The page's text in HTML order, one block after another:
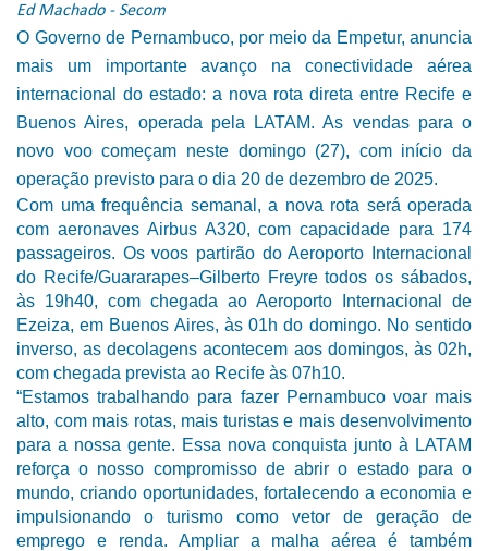
Ed Machado - Secom
O Governo de Pernambuco, por meio da Empetur, anuncia
mais um importante avanço na conectividade aérea
internacional do estado: a nova rota direta entre Recife e
Buenos Aires, operada pela LATAM. As vendas para o
novo voo começam neste domingo (27), com início da
operação previsto para o dia 20 de dezembro de 2025.
Com uma frequência semanal, a nova rota será operada
com aeronaves Airbus A320, com capacidade para 174
passageiros. Os voos partirão do Aeroporto Internacional
do Recife/Guararapes–Gilberto Freyre todos os sábados,
às 19h40, com chegada ao Aeroporto Internacional de
Ezeiza, em Buenos Aires, às 01h do domingo. No sentido
inverso, as decolagens acontecem aos domingos, às 02h,
com chegada prevista ao Recife às 07h10.
“Estamos trabalhando para fazer Pernambuco voar mais
alto, com mais rotas, mais turistas e mais desenvolvimento
para a nossa gente. Essa nova conquista junto à LATAM
reforça o nosso compromisso de abrir o estado para o
mundo, criando oportunidades, fortalecendo a economia e
impulsionando o turismo como vetor de geração de
emprego e renda. Ampliar a malha aérea é também